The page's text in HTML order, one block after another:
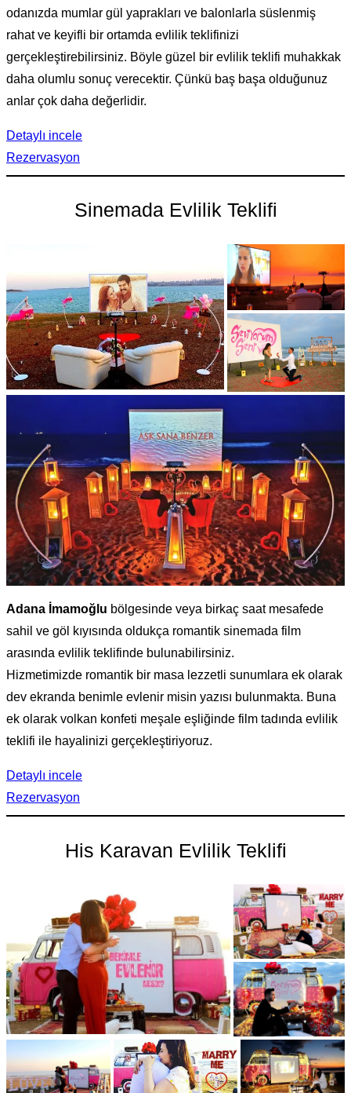
odanızda mumlar gül yaprakları ve balonlarla süslenmiş
rahat ve keyifli bir ortamda evlilik teklifinizi
gerçekleştirebilirsiniz. Böyle güzel bir evlilik teklifi muhakkak
daha olumlu sonuç verecektir. Çünkü baş başa olduğunuz
anlar çok daha değerlidir.
Detaylı incele
Rezervasyon
Sinemada Evlilik Teklifi
Adana İmamoğlu bölgesinde veya birkaç saat mesafede
sahil ve göl kıyısında oldukça romantik sinemada film
arasında evlilik teklifinde bulunabilirsiniz.
Hizmetimizde romantik bir masa lezzetli sunumlara ek olarak
dev ekranda benimle evlenir misin yazısı bulunmakta. Buna
ek olarak volkan konfeti meşale eşliğinde film tadında evlilik
teklifi ile hayalinizi gerçekleştiriyoruz.
Detaylı incele
Rezervasyon
His Karavan Evlilik Teklifi